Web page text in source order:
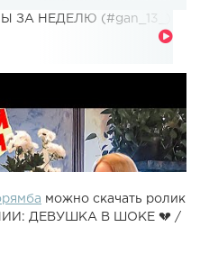
ЗА НЕДЕЛЮ (#gan_13_)
можно скачать ролик
ДЕВУШКА В ШОКЕ 💔 /